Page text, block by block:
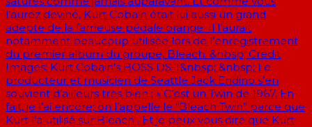
l’aurez deviné, Kurt Cobain était lui aussi un grand
adepte de la fameuse pédale orange. Il l’aurait
notamment beaucoup utilisée lors de l’enregistrement
du premier album du groupe, Bleach. &nbsp; Credit
Images: Kurt Cobain's BOSS DS-1&nbsp; &nbsp; Le
producteur et musicien de Seattle Jack Endino s’en
souvient d’ailleurs très bien : « C’est un Twin de 1967. En
fait, je l’ai encore; on l’appelle le “Bleach Twin” parce que
Kurt l’a utilisé sur Bleach . Et je peux vous dire que Kurt